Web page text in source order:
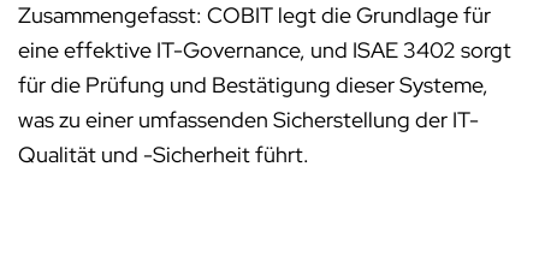
Zusammengefasst: COBIT legt die Grundlage für
eine effektive IT-Governance, und ISAE 3402 sorgt
für die Prüfung und Bestätigung dieser Systeme,
was zu einer umfassenden Sicherstellung der IT-
Qualität und -Sicherheit führt.